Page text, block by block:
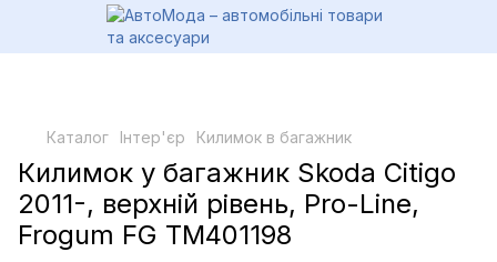
Каталог Інтер'єр Килимок в багажник
Килимок у багажник Skoda Citigo
2011-, верхній рівень, Pro-Line,
Frogum FG TM401198